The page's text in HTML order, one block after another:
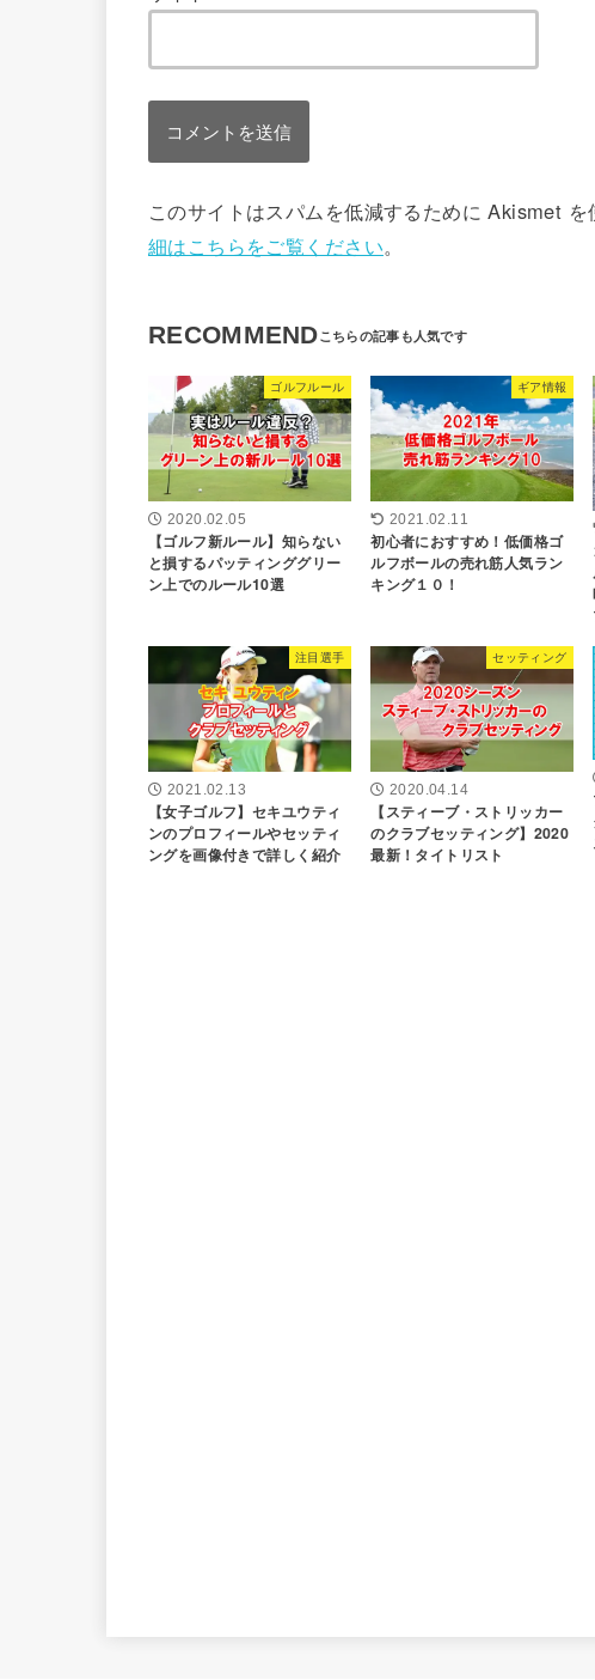
このサイトはスパムを低減するために Akismet を
細はこちらをご覧ください。
RECOMMEND
ゴルフルール
2020.02.05
【ゴルフ新ルール】知らない
と損するパッティンググリー
ン上でのルール10選
ギア情報
2021.02.11
初心者におすすめ！低価格ゴ
ルフボールの売れ筋人気ラン
キング１０！
注目選手
2021.02.13
【女子ゴルフ】セキユウティ
ンのプロフィールやセッティ
ングを画像付きで詳しく紹介
セッティング
2020.04.14
【スティーブ・ストリッカー
のクラブセッティング】2020
最新！タイトリスト